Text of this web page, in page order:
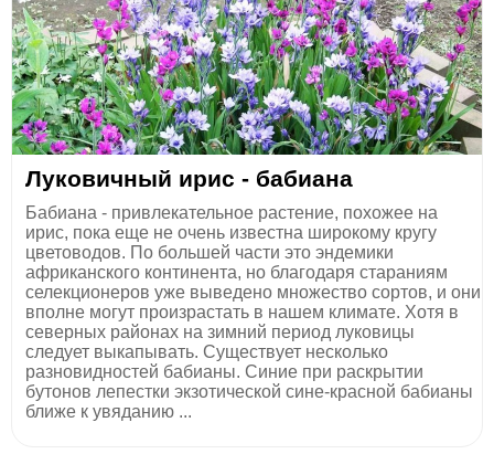
Луковичный ирис - бабиана
Бабиана - привлекательное растение, похожее на
ирис, пока еще не очень известна широкому кругу
цветоводов. По большей части это эндемики
африканского континента, но благодаря стараниям
селекционеров уже выведено множество cортов, и они
вполне могут произрастать в нашем климате. Хотя в
северных районах на зимний период луковицы
следует выкапывать. Существует несколько
разновидностей бабианы. Синие при раскрытии
бутонов лепестки экзотической сине-красной бабианы
ближе к увяданию ...